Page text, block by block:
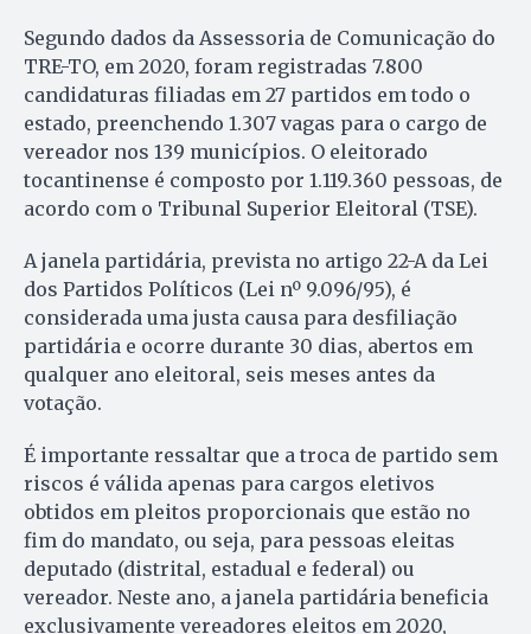
Segundo dados da Assessoria de Comunicação do
TRE-TO, em 2020, foram registradas 7.800
candidaturas filiadas em 27 partidos em todo o
estado, preenchendo 1.307 vagas para o cargo de
vereador nos 139 municípios. O eleitorado
tocantinense é composto por 1.119.360 pessoas, de
acordo com o Tribunal Superior Eleitoral (TSE).
A janela partidária, prevista no artigo 22-A da Lei
dos Partidos Políticos (Lei nº 9.096/95), é
considerada uma justa causa para desfiliação
partidária e ocorre durante 30 dias, abertos em
qualquer ano eleitoral, seis meses antes da
votação.
É importante ressaltar que a troca de partido sem
riscos é válida apenas para cargos eletivos
obtidos em pleitos proporcionais que estão no
fim do mandato, ou seja, para pessoas eleitas
deputado (distrital, estadual e federal) ou
vereador. Neste ano, a janela partidária beneficia
exclusivamente vereadores eleitos em 2020,